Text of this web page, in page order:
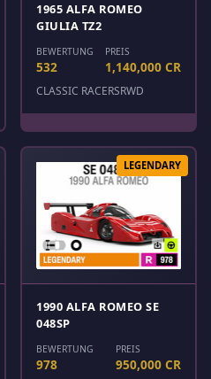
1965 ALFA ROMEO
GIULIA TZ2
BEWERTUNG
532
PREIS
1,140,000 CR
CLASSIC RACERSRWD
LEGENDARY
1990 ALFA ROMEO SE
048SP
BEWERTUNG
978
PREIS
950,000 CR